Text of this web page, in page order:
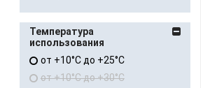
Температура
использования
от +10°C до +25°C
от +10°C до +30°C